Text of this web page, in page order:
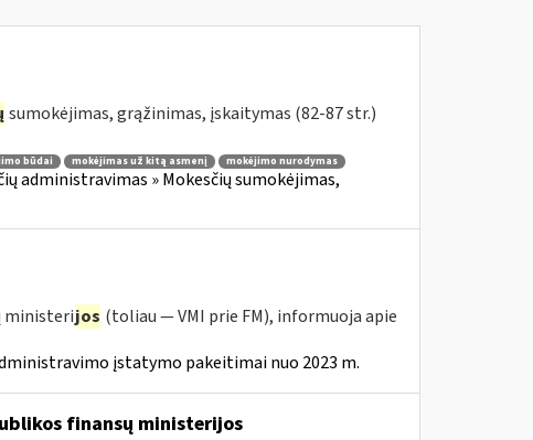
sumokėjimas, grąžinimas, įskaitymas (82-87 str.)
būdai mokėjimas už kitą asmenį
mokėjimo nurodymas
administravimas » Mokesčių sumokėjimas,
ministerijos (toliau — VMI prie FM), informuoja apie
įstatymo pakeitimai nuo 2023 m.
finansų ministerijos